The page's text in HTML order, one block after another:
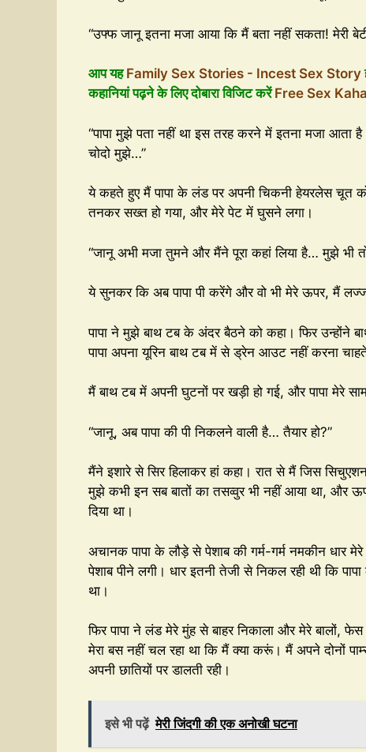
“उफ्फ जानू इतना मजा आया कि मैं बता नहीं सकता! मेरी
आप यहFamily Sex Stories - Incest Sex Story
कहानियां पढ़ने के लिए दोबारा विजिट करेंFree Sex
“पापा मुझे पता नहीं था इस तरह करने में इतना मजा आता
चोदो मुझे…”
ये कहते हुए मैं पापा के लंड पर अपनी चिकनी हेयरलेस चूत
तनकर सख्त हो गया, और मेरे पेट में घुसने लगा।
“जानू अभी मजा तुमने और मैंने पूरा कहां लिया है… मुझे भी
ये सुनकर कि अब पापा पी करेंगे और वो भी मेरे ऊपर, मैं
पापा ने मुझे बाथ टब के अंदर बैठने को कहा। फिर उन्होंने
पापा अपना यूरिन बाथ टब में से ड्रेन आउट नहीं करना
मैं बाथ टब में अपनी घुटनों पर खड़ी हो गई, और पापा मेरे
“जानू, अब पापा की पी निकलने वाली है… तैयार हो?”
मैंने इशारे से सिर हिलाकर हां कहा। रात से मैं जिस
मुझे कभी इन सब बातों का तसव्वुर भी नहीं आया था, और
दिया था।
अचानक पापा के लौड़े से पेशाब की गर्म-गर्म नमकीन धार
पेशाब पीने लगी। धार इतनी तेजी से निकल रही थी कि
था।
फिर पापा ने लंड मेरे मुंह से बाहर निकाला और मेरे बालों,
मेरा बस नहीं चल रहा था कि मैं क्या करूं। मैं अपने दोनों
अपनी छातियों पर डालती रही।
इसे भी पढ़ें मेरी जिंदगी की एक अनोखी घटना